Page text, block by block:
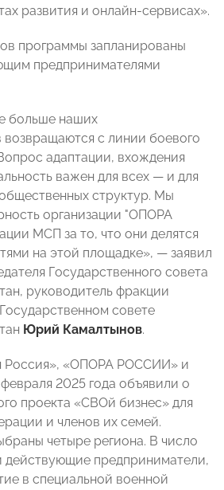
развития и онлайн-сервисах».
программы запланированы
предпринимателями
больше наших
возвращаются с линии боевого
адаптации, вхождения
важен для всех — и для
структур. Мы
организации "ОПОРА
МСП за то, что они делятся
на этой площадке», — заявил
Государственного совета
руководитель фракции
совете
Юрий Камалтынов.
Россия», «ОПОРА РОССИИ» и
2025 года объявили о
проекта «СВОй бизнес» для
и членов их семей.
четыре региона. В число
действующие предприниматели,
в специальной военной